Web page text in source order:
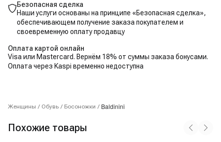
Безопасная сделка
Наши услуги основаны на принципе «Безопасная сделка»,
обеспечивающем получение заказа покупателем и
своевременную оплату продавцу
Оплата картой онлайн
Visa или Mastercard. Вернём 18% от суммы заказа бонусами.
Оплата через Kaspi временно недоступна
Женщины / Обувь / Босоножки / Baldinini
Похожие товары